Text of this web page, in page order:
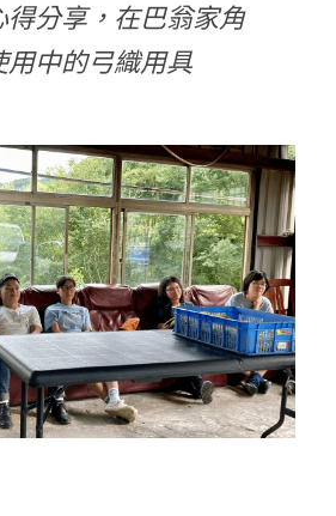
得分享，在巴翁家角
用中的弓織用具